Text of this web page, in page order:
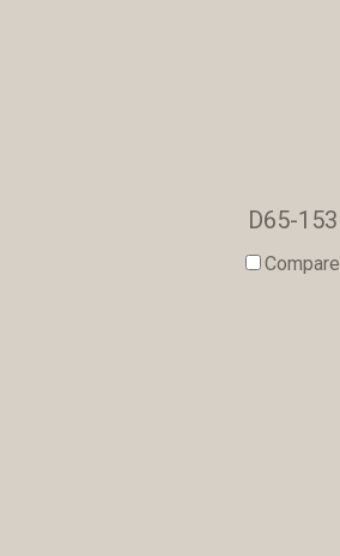
D65-153
Compare